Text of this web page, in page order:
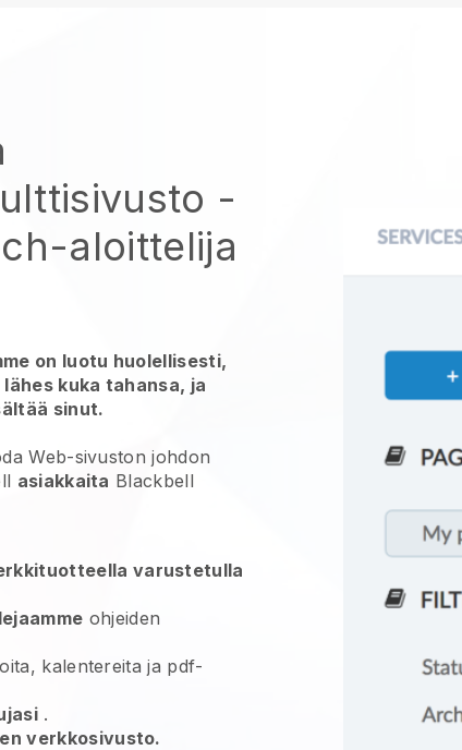
-
aloittelija
on luotu huolellisesti,
kuka tahansa, ja
sinut.
Web-sivustonjohdon
asiakkaita Blackbell
varustetulla
ohjeiden
kalentereita ja pdf-
.
verkkosivusto.